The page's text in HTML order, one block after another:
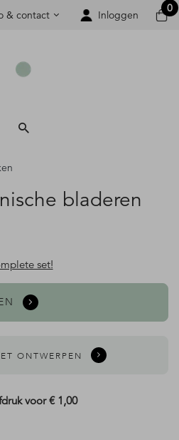
& contact Inloggen
0
bladeren
set!
ONTWERPEN
voor€ 1,00